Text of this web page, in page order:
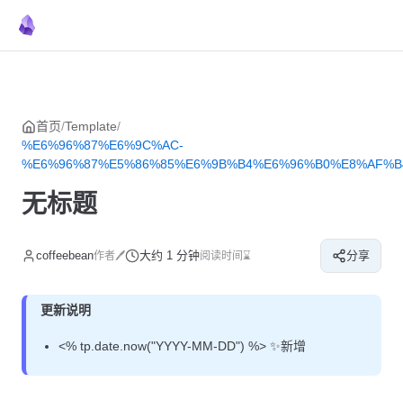
Skip to content
首页/Template/
%E6%96%87%E6%9C%AC-
无标题
coffeebean作者🖊 大约 1 分钟阅读时间⌛ 分享
更新说明
<% tp.date.now("YYYY-MM-DD") %> ✨新增